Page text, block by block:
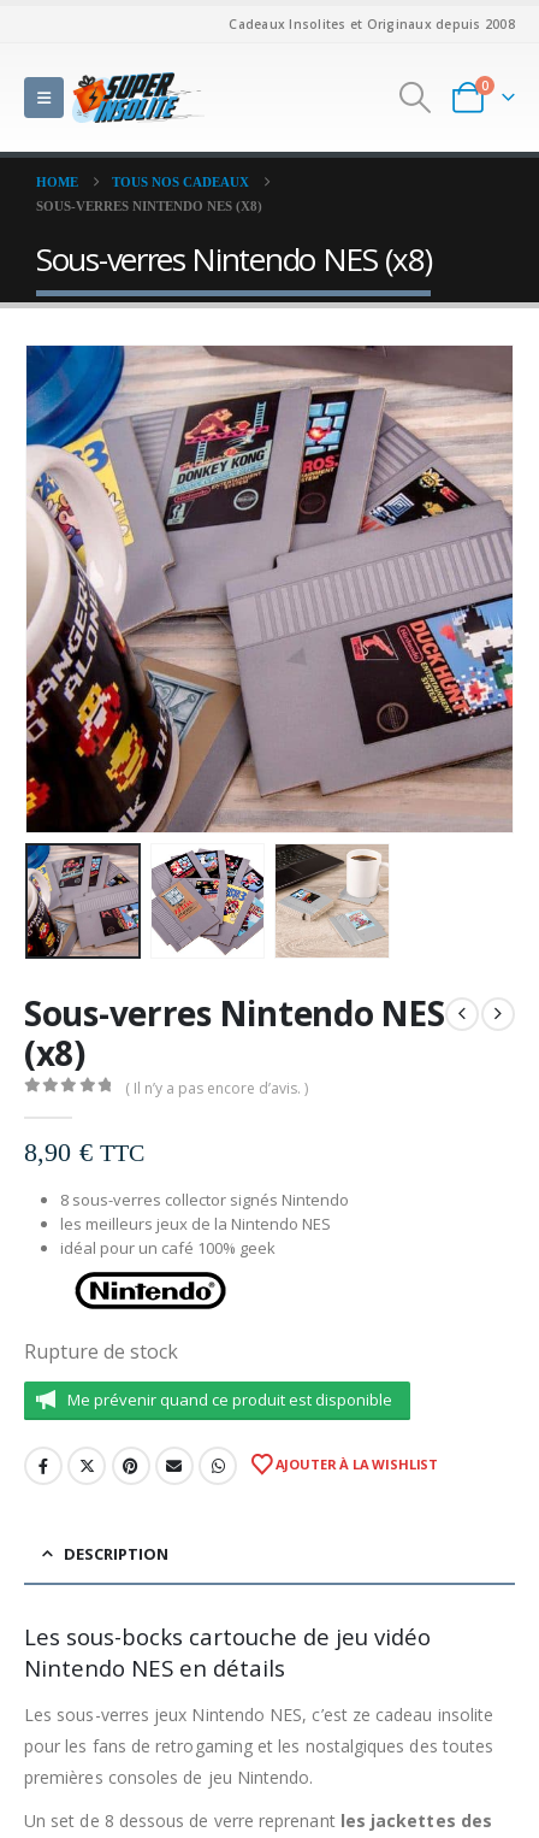
Cadeaux Insolites et Originaux depuis 2008
0
HOME
TOUS NOS CADEAUX
SOUS-VERRES NINTENDO NES (X8)
Sous-verres Nintendo NES (x8)
Sous-verres Nintendo NES
(x8)
( Il n’y a pas encore d’avis. )
8,90 € TTC
8 sous-verres collector signés Nintendo
les meilleurs jeux de la Nintendo NES
idéal pour un café 100% geek
Rupture de stock
Me prévenir quand ce produit est disponible
AJOUTER À LA WISHLIST
DESCRIPTION
Les sous-bocks cartouche de jeu vidéo
Nintendo NES en détails
Les sous-verres jeux Nintendo NES, c’est ze cadeau insolite
pour les fans de retrogaming et les nostalgiques des toutes
premières consoles de jeu Nintendo.
Un set de 8 dessous de verre reprenant les jackettes des